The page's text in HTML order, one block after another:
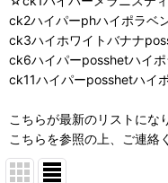
ck2ハイパーphハイポラベ
ck3ハイホワイトバナナ
ck6ハイパーposshetハイ
ck11ハイパーposshetハイ
こちらが最新のリストにな
こちらを参照の上、ご連絡